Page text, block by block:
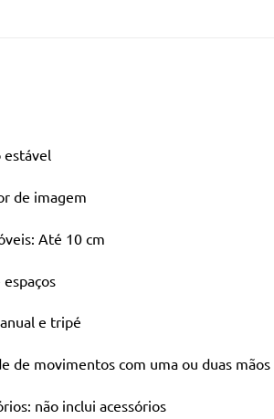
estável
de imagem
Até 10 cm
e tripé
de movimentos com uma ou duas mãos
não inclui acessórios